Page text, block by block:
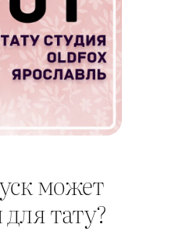
может
тату?